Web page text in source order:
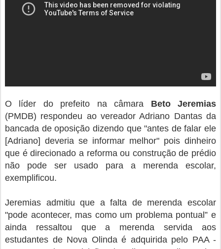
O líder do prefeito na câmara Beto Jeremias
(PMDB) respondeu ao vereador Adriano Dantas da
bancada de oposição dizendo que "antes de falar ele
[Adriano] deveria se informar melhor" pois dinheiro
que é direcionado a reforma ou construção de prédio
não pode ser usado para a merenda escolar,
exemplificou.
Jeremias admitiu que a falta de merenda escolar
"pode acontecer, mas como um problema pontual” e
ainda ressaltou que a merenda servida aos
estudantes de Nova Olinda é adquirida pelo PAA -